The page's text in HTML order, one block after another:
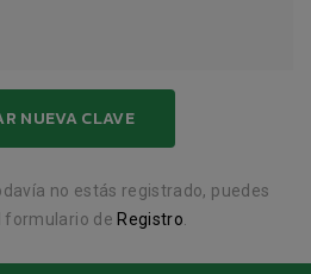
no estás registrado, puedes
formulario de Registro